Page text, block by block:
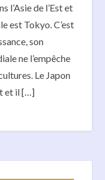
l’Asie de l’Est et
est Tokyo. C’est
son
ne l’empêche
Le Japon
et il […]